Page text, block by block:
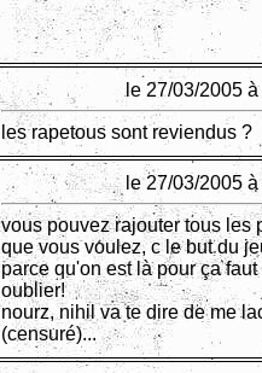
le 27/03/2005
les rapetous sont reviendus ?
le 27/03/2005
vous pouvez rajouter tous les
que vous voulez, c le but du
parce qu'on est là pour ça faut
oublier!
nourz, nihil va te dire de me
(censuré)...